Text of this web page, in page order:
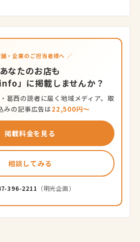
・企業のご担当者様へ ／
あなたのお店も
info」に掲載しませんか？
葛西の読者に届く地域メディア。取
みの記事広告は22,500円〜
掲載料金を見る
相談してみる
396-2211 （明光企画）